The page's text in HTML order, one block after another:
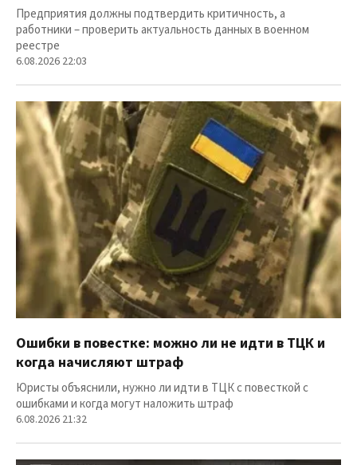
Предприятия должны подтвердить критичность, а
работники – проверить актуальность данных в военном
реестре
6.08.2026 22:03
Ошибки в повестке: можно ли не идти в ТЦК и
когда начисляют штраф
Юристы объяснили, нужно ли идти в ТЦК с повесткой с
ошибками и когда могут наложить штраф
6.08.2026 21:32